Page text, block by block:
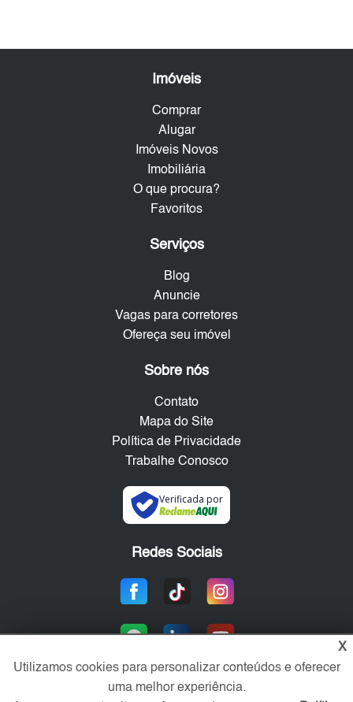
Imóveis
Comprar
Alugar
Imóveis Novos
Imobiliária
O que procura?
Favoritos
Serviços
Blog
Anuncie
Vagas para corretores
Ofereça seu imóvel
Sobre nós
Contato
Mapa do Site
Política de Privacidade
Trabalhe Conosco
Verificada por
Redes Sociais
X
Utilizamos cookies para personalizar conteúdos e oferecer
uma melhor experiência.